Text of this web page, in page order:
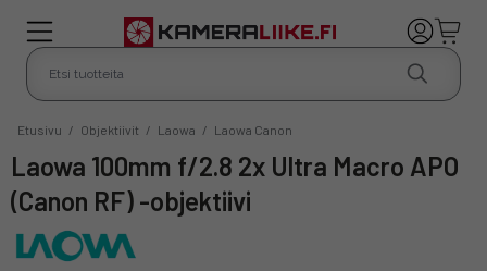
Etusivu / Objektiivit / Laowa / Laowa Canon
Laowa 100mm f/2.8 2x Ultra Macro APO
(Canon RF) -objektiivi